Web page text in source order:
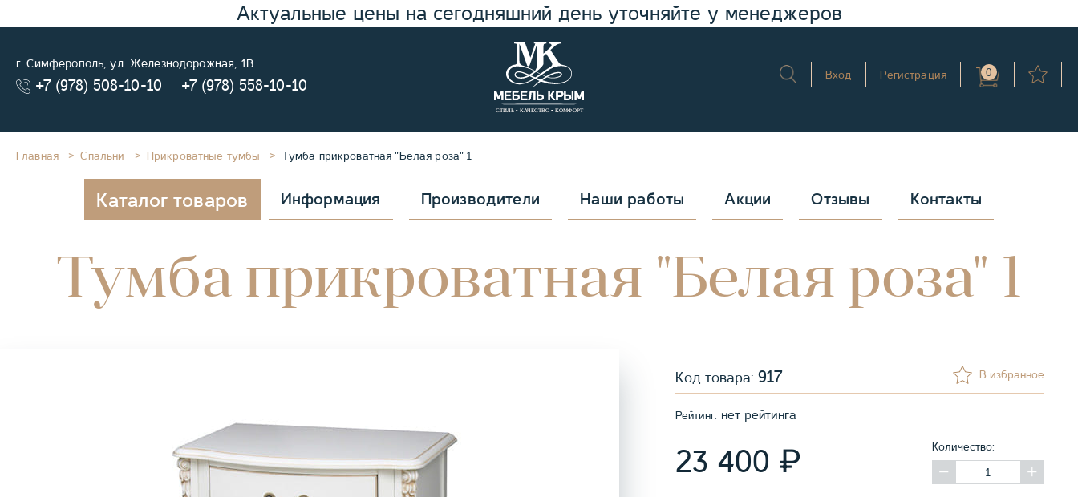
Актуальные цены на сегодняшний день уточняйте у менеджеров
г. Симферополь, ул. Железнодорожная, 1В
+7 (978) 508-10-10 +7 (978) 558-10-10
Вход Регистрация 0
Главная Спальни Прикроватные тумбы Тумба прикроватная "Белая роза" 1
Каталог товаров Информация Производители Наши работы Акции Отзывы Контакты
Тумба прикроватная "Белая роза" 1
Код товара: 917 В избранное
Рейтинг: нет рейтинга
23 400 ₽ Количество: